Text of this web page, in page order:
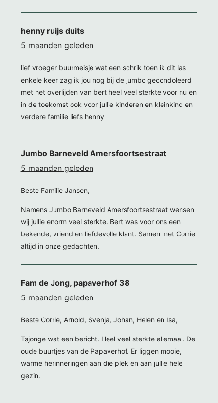
henny ruijs duits
5 maanden geleden
lief vroeger buurmeisje wat een schrik toen ik dit las
enkele keer zag ik jou nog bij de jumbo gecondoleerd
met het overlijden van bert heel veel sterkte voor nu en
in de toekomst ook voor jullie kinderen en kleinkind en
verdere familie liefs henny
Jumbo Barneveld Amersfoortsestraat
5 maanden geleden
Beste Familie Jansen,
Namens Jumbo Barneveld Amersfoortsestraat wensen
wij jullie enorm veel sterkte. Bert was voor ons een
bekende, vriend en liefdevolle klant. Samen met Corrie
altijd in onze gedachten.
Fam de Jong, papaverhof 38
5 maanden geleden
Beste Corrie, Arnold, Svenja, Johan, Helen en Isa,
Tsjonge wat een bericht. Heel veel sterkte allemaal. De
oude buurtjes van de Papaverhof. Er liggen mooie,
warme herinneringen aan die plek en aan jullie hele
gezin.